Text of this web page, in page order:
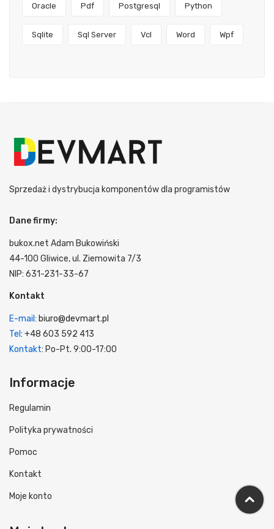
Oracle Pdf Postgresql Python
Sqlite Sql Server Vcl Word Wpf
Sprzedaż i dystrybucja komponentów dla programistów
Dane firmy:
bukox.net Adam Bukowiński
44-100 Gliwice, ul. Ziemowita 7/3
NIP: 631-231-33-67
Kontakt
E-mail: biuro@devmart.pl
Tel : +48 603 592 413
Kontakt: Po-Pt. 9:00-17:00
Informacje
Regulamin
Polityka prywatności
Pomoc
Kontakt
Moje konto